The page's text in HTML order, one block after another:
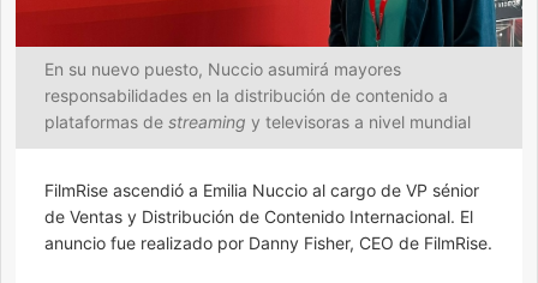
En su nuevo puesto, Nuccio asumirá mayores
responsabilidades en la distribución de contenido a
plataformas de streaming y televisoras a nivel mundial
FilmRise ascendió a Emilia Nuccio al cargo de VP sénior
de Ventas y Distribución de Contenido Internacional. El
anuncio fue realizado por Danny Fisher, CEO de FilmRise.